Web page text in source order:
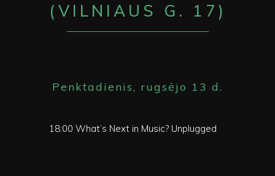
(VILNIAUS G. 17)
Penktadienis, rugsėjo 13 d.
18:00 What’s Next in Music? Unplugged